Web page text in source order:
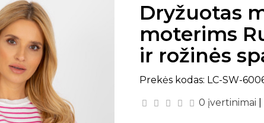
Dryžuotas
moterims
ir rožinės
Prekės kodas: LC-SW-
0 įvertinimai